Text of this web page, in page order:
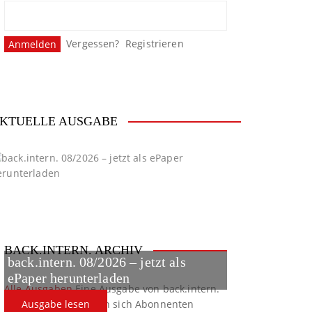
Vergessen? Registrieren
AUSGABE
back.intern. 08/2026 – jetzt als
ePaper herunterladen
Ausgabe lesen
BACK.INTERN. ARCHIV
Alle AusgabenEine Ausgabe von back.intern.
verpasst? Hier können sich Abonnenten